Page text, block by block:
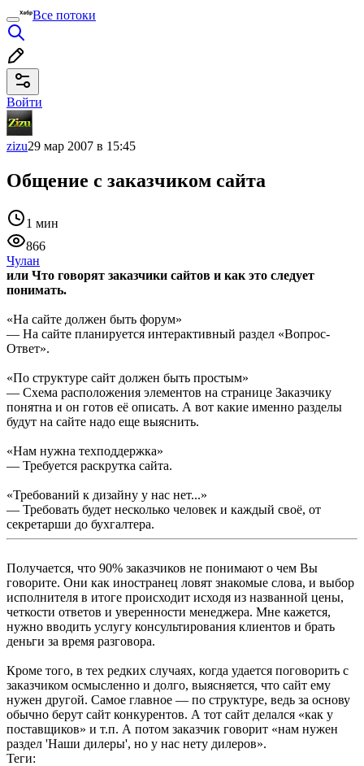
Все потоки
Войти
zizu29 мар 2007 в 15:45
Общение с заказчиком сайта
1 мин
866
Чулан
или Что говорят заказчики сайтов и как это следует
понимать.
«На сайте должен быть форум»
— На сайте планируется интерактивный раздел «Вопрос-
Ответ».
«По структуре сайт должен быть простым»
— Схема расположения элементов на странице Заказчику
понятна и он готов её описать. А вот какие именно разделы
будут на сайте надо еще выяснить.
«Нам нужна техподдержка»
— Требуется раскрутка сайта.
«Требований к дизайну у нас нет...»
— Требовать будет несколько человек и каждый своё, от
секретарши до бухгалтера.
Получается, что 90% заказчиков не понимают о чем Вы
говорите. Они как иностранец ловят знакомые слова, и выбор
исполнителя в итоге происходит исходя из названной цены,
четкости ответов и уверенности менеджера. Мне кажется,
нужно вводить услугу консультирования клиентов и брать
деньги за время разговора.
Кроме того, в тех редких случаях, когда удается поговорить с
заказчиком осмысленно и долго, выясняется, что сайт ему
нужен другой. Самое главное — по структуре, ведь за основу
обычно берут сайт конкурентов. А тот сайт делался «как у
поставщиков» и т.п. А потом заказчик говорит «нам нужен
раздел 'Наши дилеры', но у нас нету дилеров».
Теги: